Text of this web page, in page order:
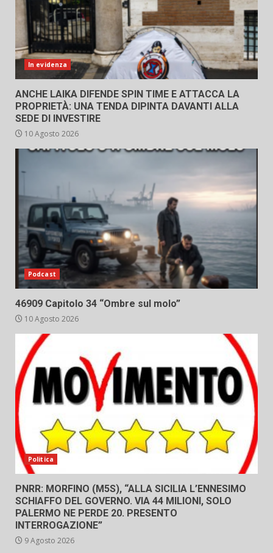
In evidenza
ANCHE LAIKA DIFENDE SPIN TIME E ATTACCA LA
PROPRIETÀ: UNA TENDA DIPINTA DAVANTI ALLA
SEDE DI INVESTIRE
10 Agosto 2026
Podcast
46909 Capitolo 34 “Ombre sul molo”
10 Agosto 2026
Politica
PNRR: MORFINO (M5S), “ALLA SICILIA L’ENNESIMO
SCHIAFFO DEL GOVERNO. VIA 44 MILIONI, SOLO
PALERMO NE PERDE 20. PRESENTO
INTERROGAZIONE”
9 Agosto 2026